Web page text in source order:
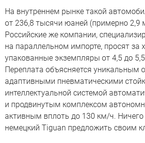
На внутреннем рынке такой
от 236,8 тысячи юаней (примерно 2,9
Российские же компании,
на параллельном импорте, просят за
упакованные экземпляры от 4,5 до
Переплата объясняется уникальным
адаптивными пневматическими
интеллектуальной системой
и продвинутым комплексом
активным вплоть до 130 км/ч. Ничего
немецкий Tiguan предложить своим